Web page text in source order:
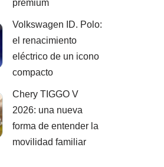
premium
Volkswagen ID. Polo:
el renacimiento
eléctrico de un icono
compacto
Chery TIGGO V
2026: una nueva
forma de entender la
movilidad familiar